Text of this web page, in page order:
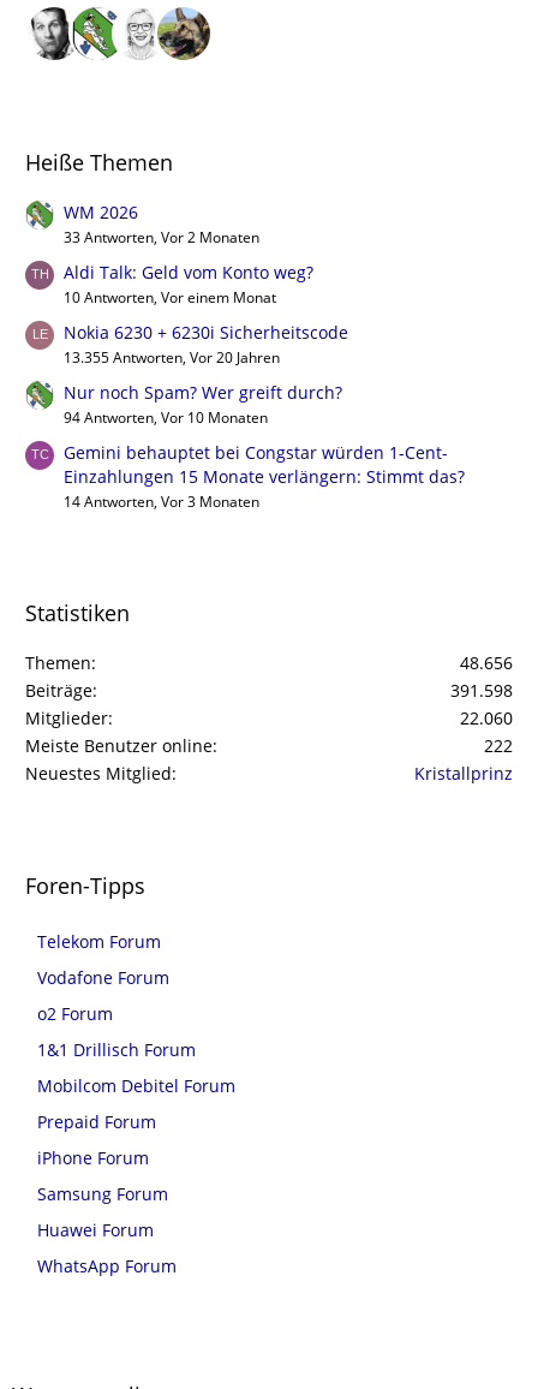
Heiße Themen
WM 2026
33 Antworten, Vor 2 Monaten
Aldi Talk: Geld vom Konto weg?
10 Antworten, Vor einem Monat
Nokia 6230 + 6230i Sicherheitscode
13.355 Antworten, Vor 20 Jahren
Nur noch Spam? Wer greift durch?
94 Antworten, Vor 10 Monaten
Gemini behauptet bei Congstar würden 1-Cent-
Einzahlungen 15 Monate verlängern: Stimmt das?
14 Antworten, Vor 3 Monaten
Statistiken
Themen
48.656
Beiträge
391.598
Mitglieder
22.060
Meiste Benutzer online
222
Neuestes Mitglied
Kristallprinz
Foren-Tipps
Telekom Forum
Vodafone Forum
o2 Forum
1&1 Drillisch Forum
Mobilcom Debitel Forum
Prepaid Forum
iPhone Forum
Samsung Forum
Huawei Forum
WhatsApp Forum